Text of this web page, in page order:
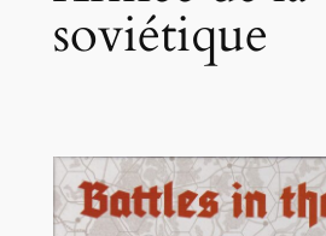
soviétique